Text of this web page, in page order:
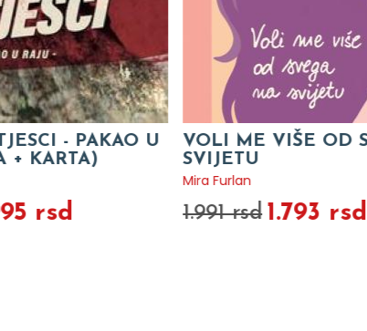
OD SVEGA NA
rsd
JA U VRTIĆU
Simeon Marinković
880 rsd 792 rsd